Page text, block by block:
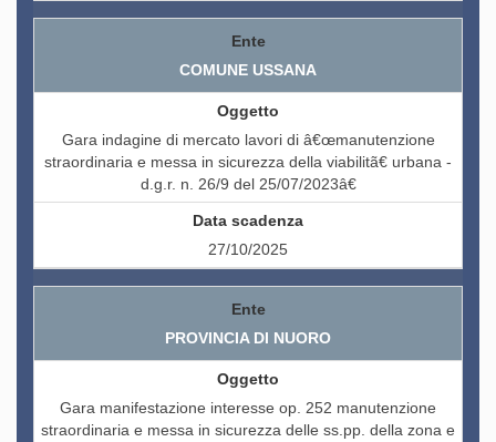
COMUNE USSANA
Gara indagine di mercato lavori di â€œmanutenzione
straordinaria e messa in sicurezza della viabilitã€ urbana -
d.g.r. n. 26/9 del 25/07/2023â€
27/10/2025
PROVINCIA DI NUORO
Gara manifestazione interesse op. 252 manutenzione
straordinaria e messa in sicurezza delle ss.pp. della zona e